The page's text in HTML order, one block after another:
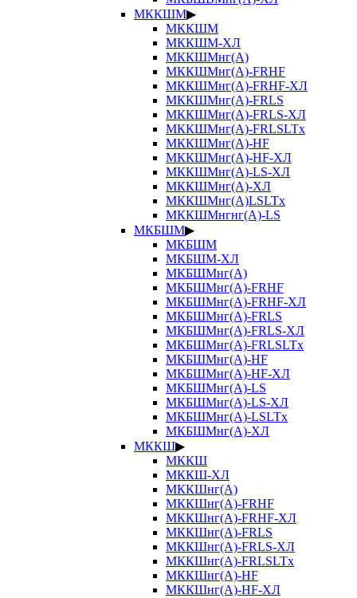
МККШМ▶
МККШМ
МККШМ-ХЛ
МККШМнг(А)
МККШМнг(А)-FRHF
МККШМнг(А)-FRHF-ХЛ
МККШМнг(А)-FRLS
МККШМнг(А)-FRLS-ХЛ
МККШМнг(А)-FRLSLTx
МККШМнг(А)-HF
МККШМнг(А)-HF-ХЛ
МККШМнг(А)-LS-ХЛ
МККШМнг(А)-ХЛ
МККШМнг(А)LSLTx
МККШМнгнг(А)-LS
МКБШМ▶
МКБШМ
МКБШМ-ХЛ
МКБШМнг(А)
МКБШМнг(А)-FRHF
МКБШМнг(А)-FRHF-ХЛ
МКБШМнг(А)-FRLS
МКБШМнг(А)-FRLS-ХЛ
МКБШМнг(А)-FRLSLTx
МКБШМнг(А)-HF
МКБШМнг(А)-HF-ХЛ
МКБШМнг(А)-LS
МКБШМнг(А)-LS-ХЛ
МКБШМнг(А)-LSLTx
МКБШМнг(А)-ХЛ
МККШ▶
МККШ
МККШ-ХЛ
МККШнг(А)
МККШнг(А)-FRHF
МККШнг(А)-FRHF-ХЛ
МККШнг(А)-FRLS
МККШнг(А)-FRLS-ХЛ
МККШнг(А)-FRLSLTx
МККШнг(А)-HF
МККШнг(А)-HF-ХЛ